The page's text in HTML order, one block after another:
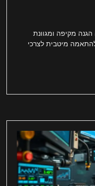
הגנה מקיפה ומגוונת
מיטבית לצרכי